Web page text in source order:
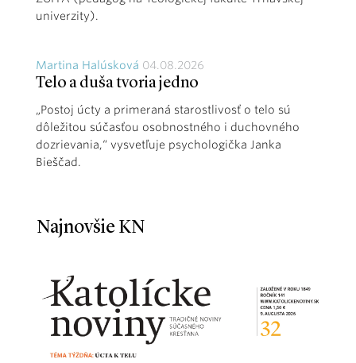
univerzity).
Martina Halúsková 04.08.2026
Telo a duša tvoria jedno
„Postoj úcty a primeraná starostlivosť o telo sú
dôležitou súčasťou osobnostného i duchovného
dozrievania,“ vysvetľuje psychologička Janka
Bieščad.
Najnovšie KN